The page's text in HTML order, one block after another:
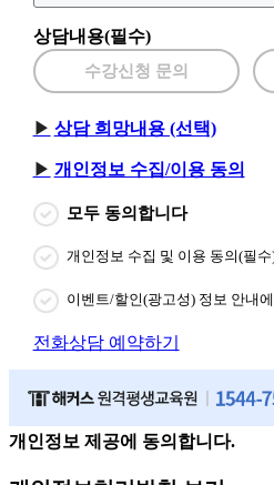
상담내용(필수)
수강신청 문의
상담 희망내용 (선택)
개인정보 수집/이용 동의
모두 동의합니다
개인정보 수집 및 이용 동의(필수
이벤트/할인(광고성) 정보 안내
전화상담 예약하기
개인정보 제공에 동의합니다.